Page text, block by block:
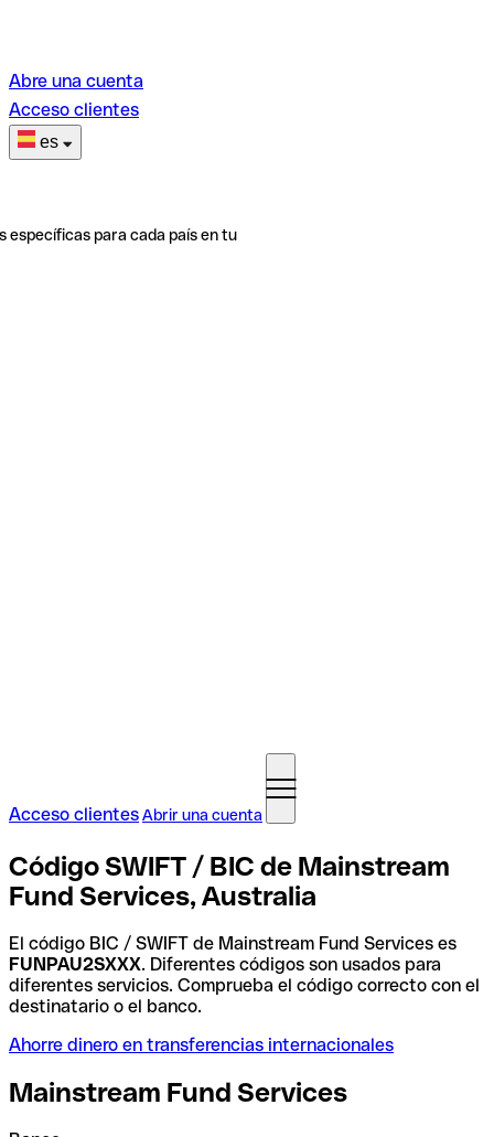
Abre una cuenta
Acceso clientes
es
específicas para cada país en tu
Acceso clientesAbrir una cuenta
Código SWIFT / BIC de Mainstream
Fund Services, Australia
El código BIC / SWIFT de Mainstream Fund Services es
FUNPAU2SXXX. Diferentes códigos son usados para
diferentes servicios. Comprueba el código correcto con el
destinatario o el banco.
Ahorre dinero en transferencias internacionales
Mainstream Fund Services